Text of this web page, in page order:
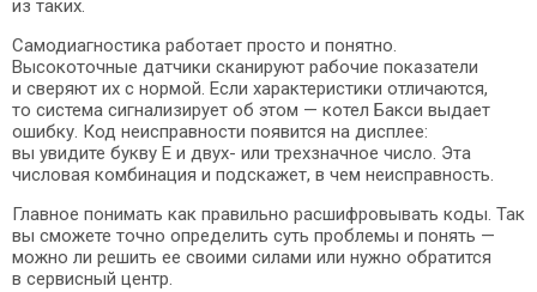
из таких.
Самодиагностика работает просто и понятно.
Высокоточные датчики сканируют рабочие показатели
и сверяют их с нормой. Если характеристики отличаются,
то система сигнализирует об этом — котел Бакси выдает
ошибку. Код неисправности появится на дисплее:
вы увидите букву E и двух- или трехзначное число. Эта
числовая комбинация и подскажет, в чем неисправность.
Главное понимать как правильно расшифровывать коды. Так
вы сможете точно определить суть проблемы и понять —
можно ли решить ее своими силами или нужно обратится
в сервисный центр.